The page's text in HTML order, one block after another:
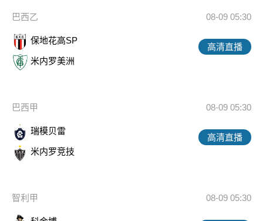
巴西乙 08-09 05:30
保地花高SP
米内罗美洲
高清直播
巴西甲 08-09 05:30
瑞模贝雷
米内罗竞技
高清直播
智利甲 08-09 05:30